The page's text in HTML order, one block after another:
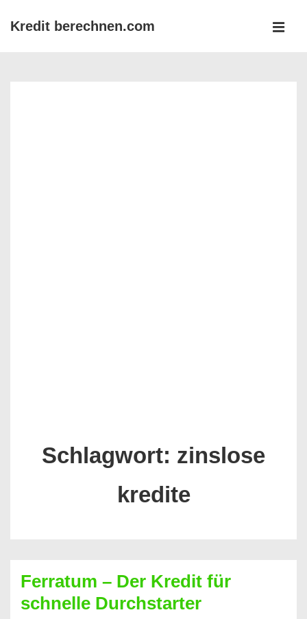
ZumKredit berechnen.com
Schlagwort: zinslose
kredite
Ferratum – Der Kredit für
schnelle Durchstarter